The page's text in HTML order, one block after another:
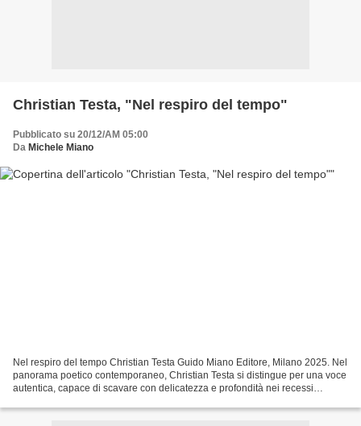
Christian Testa, "Nel respiro del tempo"
Pubblicato su 20/12/AM 05:00
Da Michele Miano
Nel respiro del tempo Christian Testa Guido Miano Editore, Milano 2025. Nel
panorama poetico contemporaneo, Christian Testa si distingue per una voce
autentica, capace di scavare con delicatezza e profondità nei recessi